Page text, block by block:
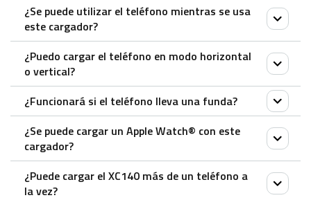
compatibles con Qi. Qi es el estándar del Wireless
Power
(WPC) para la carga inalámbrica. Para obtener más
detalles sobre si su dispositivo tiene la certificación
Qi, consulte al fabricante de su teléfono o accesorio
y/o a su proveedor de servicios inalámbricos.
XC140 tiene una salida de carga de hasta 15 W para
dispositivos con certificación Qi. Para utilizar la
función de carga inalámbrica, necesitas un adaptador
QuickCharge/ QC 3.0 (incluido en el paquete del
XC140). Para la carga inalámbrica estándar (sin usar
un adaptador QC) el XC140 tiene una salida de carga
de hasta 5 W.
¿Se puede utilizar el teléfono mientras se usa
este cargador?
Sí. Sin embargo, no debes mover el teléfono si
quieres que siga cargando. Además, el uso de
cualquier aplicación y la recepción de llamadas
reducirán la velocidad de carga.
¿Puedo cargar el teléfono en modo horizontal
o vertical?
Puedes cargar todos los teléfonos compatibles con
Qi en cualquiera de los dos modos. Algunos teléfonos
más anchos con carcasa pueden requerir la carga sólo
en modo horizontal.
¿Funcionará si el teléfono lleva una funda?
El XC140 se carga eficazmente a través de la
mayoría de las carcasas de teléfonos de hasta 4 mm
de grosor.
¿Se puede cargar un Apple Watch® con este
cargador?
No.
¿Puede cargar el XC140 más de un teléfono a
la vez?